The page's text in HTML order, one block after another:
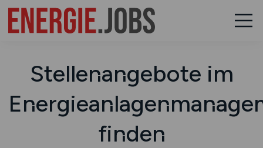
Stellenangebote im
finden